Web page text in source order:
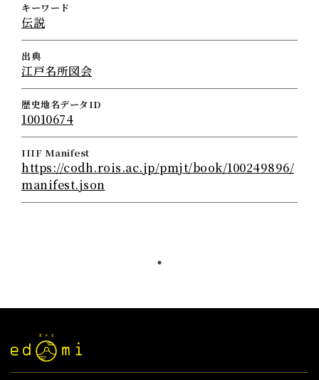
キーワード
伝説
出典
江戸名所図会
歴史地名データID
10010674
IIIF Manifest
https://codh.rois.ac.jp/pmjt/book/100249896/
manifest.json